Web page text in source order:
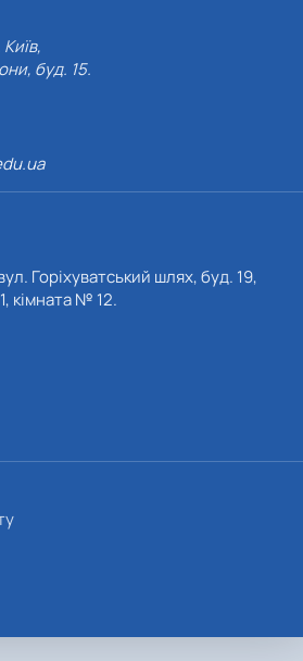
буд. 15.
Горіхуватський шлях, буд. 19,
кімната № 12.